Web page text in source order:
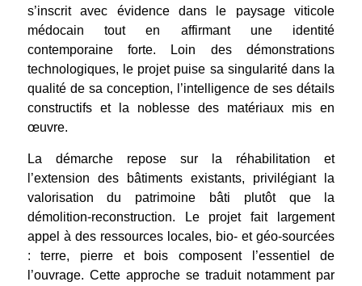
s’inscrit avec évidence dans le paysage viticole
médocain tout en affirmant une identité
contemporaine forte. Loin des démonstrations
technologiques, le projet puise sa singularité dans la
qualité de sa conception, l’intelligence de ses détails
constructifs et la noblesse des matériaux mis en
œuvre.
La démarche repose sur la réhabilitation et
l’extension des bâtiments existants, privilégiant la
valorisation du patrimoine bâti plutôt que la
démolition-reconstruction. Le projet fait largement
appel à des ressources locales, bio- et géo-sourcées
: terre, pierre et bois composent l’essentiel de
l’ouvrage. Cette approche se traduit notamment par